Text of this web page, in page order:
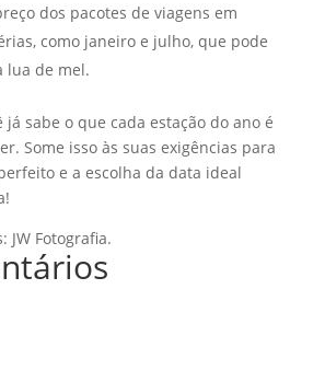
dos pacotes de viagens em
como janeiro e julho, que pode
lua de mel.
já sabe o que cada estação do ano é
Some isso às suas exigências para
e a escolha da data ideal
JW Fotografia.